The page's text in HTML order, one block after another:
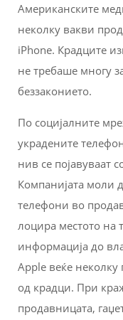
Американските
неколку вакви
iPhone. Крадците
не требаше многу
беззаконието.
По социјалните
украдените
нив се појавуваат
Компанијата моли
телефони во
лоцира местото на
информација до
Apple веќе
од крадци. При
продавницата,